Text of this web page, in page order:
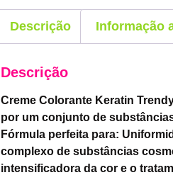
Descrição Informação
Descrição
Creme Colorante Keratin
por um conjunto de
Fórmula perfeita para:
complexo de substâncias
intensificadora da cor e o